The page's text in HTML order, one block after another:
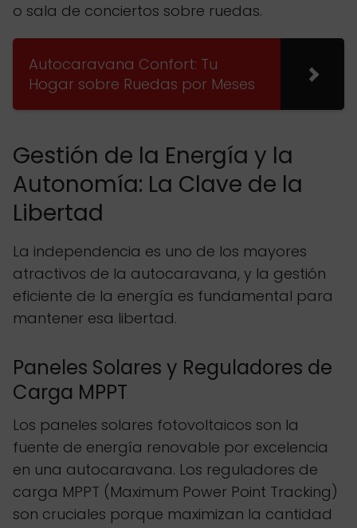
o sala de conciertos sobre ruedas.
Autocaravana Confort: Tu
Hogar sobre Ruedas por Meses
Gestión de la Energía y la
Autonomía: La Clave de la
Libertad
La independencia es uno de los mayores
atractivos de la autocaravana, y la gestión
eficiente de la energía es fundamental para
mantener esa libertad.
Paneles Solares y Reguladores de
Carga MPPT
Los paneles solares fotovoltaicos son la
fuente de energía renovable por excelencia
en una autocaravana. Los reguladores de
carga MPPT (Maximum Power Point Tracking)
son cruciales porque maximizan la cantidad